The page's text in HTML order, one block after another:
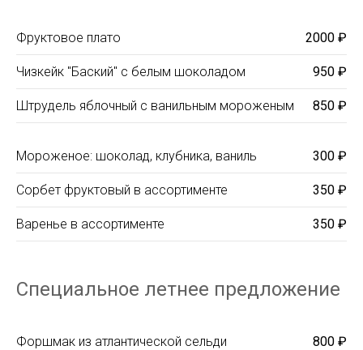
Фруктовое плато 2000 ₽
Чизкейк "Баский" с белым шоколадом 950 ₽
Штрудель яблочный с ванильным мороженым 850 ₽
Мороженое: шоколад, клубника, ваниль 300 ₽
Сорбет фруктовый в ассортименте 350 ₽
Варенье в ассортименте 350 ₽
Специальное летнее предложение
Форшмак из атлантической сельди 800 ₽